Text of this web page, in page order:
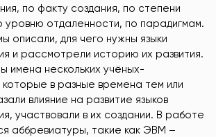
по факту создания, по степени
уровню отдаленности, по парадигмам.
описали, для чего нужны языки
и рассмотрели историю их развития.
имена нескольких учёных-
в разные времена тем или
влияние на развитие языков
участвовали в их создании. В работе
аббревиатуры, такие как ЭВМ –